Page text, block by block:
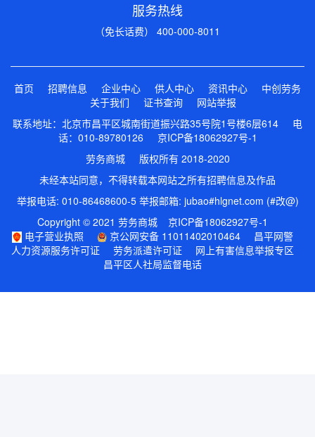
服务热线
（免长话费） 400-000-8011
首页 招聘信息 企业中心 供人中心 资讯中心
中创劳务
关于我们
证书查询
网站举报
联系地址：北京市昌平区城南街道振兴路35号院1号楼6层614 电
话：010-89780126 京ICP备18062927号-1
劳务商城 版权所有 2018-2020
未经本站同意，不得转载本网站之所有招聘信息及作品
举报电话: 010-86468600-5 举报邮箱: jubao#hlgnet.com (#改@)
Copyright © 2021 劳务商城
京ICP备18062927号-1
电子营业执照
京公网安备 11011402010464
昌平网警
人力资源服务许可证
劳务派遣许可证
网上有害信息举报专区
昌平区人社局监督电话